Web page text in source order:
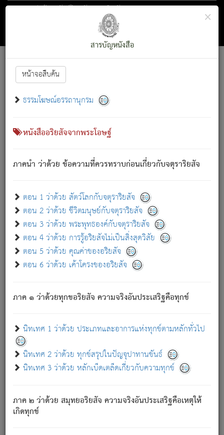
ตอน 1 ว่าด้วย สัตว์โลกกับจตุราริยสัจ
สารบัญ×
สารบัญหนังสือ
หน้าจอสืบค้น
ธรรมโฆษณ์อรรถานุกรม
หนังสืออริยสัจจากพระโอษฐ์
ภาคนำ ว่าด้วย ข้อความที่ควรทราบก่อนเกี่ยวกับจตุราริยสัจ
ตอน 1 ว่าด้วย สัตว์โลกกับจตุราริยสัจ
ตอน 2 ว่าด้วย ชีวิตมนุษย์กับจตุราริยสัจ
ตอน 3 ว่าด้วย พระพุทธองค์กับจตุราริยสัจ
ตอน 4 ว่าด้วย การรู้อริยสัจไม่เป็นสิ่งสุดวิสัย
ตอน 5 ว่าด้วย คุณค่าของอริยสัจ
ตอน 6 ว่าด้วย เค้าโครงของอริยสัจ
ภาค ๑ ว่าด้วยทุกขอริยสัจ ความจริงอันประเสริฐคือทุกข์
นิทเทศ 1 ว่าด้วย ประเภทและอาการแห่งทุกข์ตามหลักทั่วไป
นิทเทศ 2 ว่าด้วย ทุกข์สรุปในปัญจุปาทานขันธ์
นิทเทศ 3 ว่าด้วย หลักเบ็ดเตล็ดเกี่ยวกับความทุกข์
ภาค ๒ ว่าด้วย สมุทยอริยสัจ ความจริงอันประเสริฐคือเหตุให้
เกิดทุกข์
Font :15 ]||
สัตว์โลกนี้ เกิดความเดือดร้อนแล้ว มีผัสสะบังหน้า
เขาสำคัญสิ่งใด โดยความเป็นประการใด แต่สิ่งนั้นย่อมเป็น
(ตามที่เป็นจริง) โดยประการอื่นจากที่เขาสำคัญนั้น
สัตว์โลกติดข้องอยู่ในภพ ถูกภพบังหน้าแล้ว มีภพโดยความ
เป็นอย่างอื่น (จากที่มันเป็นอยู่จริง) จึงได้เพลิดเพลินยิ่งนักในภพ
เขาเพลิดเพลินยิ่งนักในสิ่งใด สิ่งนั้นเป็นภัย (ที่เขาไม่รู้จัก)
เขากลัวต่อสิ่งใดสิ่งนั้นเป็นทุกข์
พรหมจรรย์นี้ อันบุคคลย่อมประพฤติ ก็เพื่อการละขาดซึ่ง
ภพ.
สมณะหรือพราหมณ์เหล่าใด กล่าวความหลุดพ้นจากภพว่า
มีได้เพราะภพ เรากล่าวว่า สมณะหรือพราหมณ์ทั้งปวงนั้น
มิใช่ผู้หลดพ้นจากภพ.
ภพ ว่ามีได้เพราะวิภพ[2]: เรากล่าวว่า สมณะหรือพราหมณ์ทั้ง
ปวงนั้น ก็ยังสลัดภพออกไปไม่ได้.
ก็ทุกข์นี้มีขึ้น เพราะอาศัยซึ่งอุปธิทั้งปวง.
เพราะความสิ้นไปแห่งอุปาทานทั้งปวง ความเกิดขึ้นแห่ง
ทุกข์จึงไม่มี.
ท่านจงดูโลกนี้เถิด (จะเห็นว่า) สัตว์ทั้งหลายอันอวิชาหนา
แน่นบังหนาแล้ว; และว่า สัตว์ผู้ยินดีในภพอันเป็นแล้วนั้น ย่อม
อันเป็นไปในที่หรือเวลาทั้งปวง[3]เพื่อความมีแห่งประโยชน์โดย
ประการทั้งปวง; ภพทั้งหลายทั้งหมดนั้น ไม่เที่ยง เป็นทุกข์ มี
ความแปรปรวนเป็นธรรมดา.